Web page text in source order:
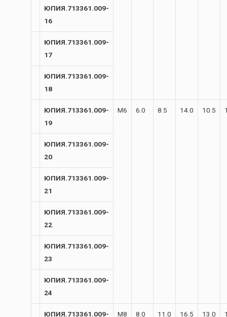
ЮПИЯ.713361.009-
16
ЮПИЯ.713361.009-
17
ЮПИЯ.713361.009-
18
ЮПИЯ.713361.009-
19
М6 6.0 8.5 14.0 10.5
ЮПИЯ.713361.009-
20
ЮПИЯ.713361.009-
21
ЮПИЯ.713361.009-
22
ЮПИЯ.713361.009-
23
ЮПИЯ.713361.009-
24
ЮПИЯ.713361.009- М8 8.0 11.0 16.5 13.0